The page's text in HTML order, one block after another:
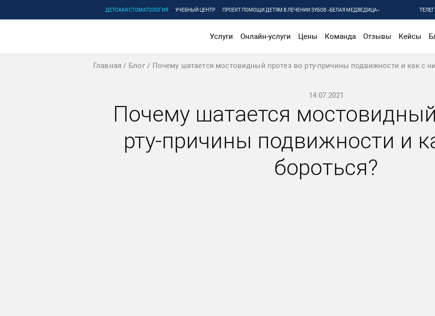
ДЕТСКАЯ СТОМАТОЛОГИЯ УЧЕБНЫЙ ЦЕНТР ПРОЕКТ ПОМОЩИ ДЕТЯМ В ЛЕЧЕНИИ ЗУБОВ «БЕЛАЯ МЕДВЕДИЦА»
Услуги Онлайн-услуги Цены Команда Отзывы Кейсы
Главная Блог Почему шатается мостовидный протез во рту-причины подвижности и как с
14.07.2021
Почему шатается
рту-причины подвижности и
бороться?